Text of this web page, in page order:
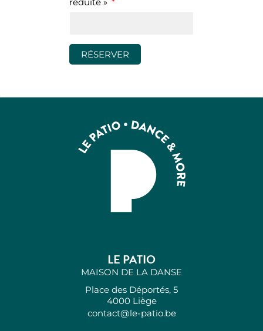
RÉSERVER
LE PATIO
MAISON DE LA DANSE
Place des Déportés, 5
4000 Liège
contact@le-patio.be